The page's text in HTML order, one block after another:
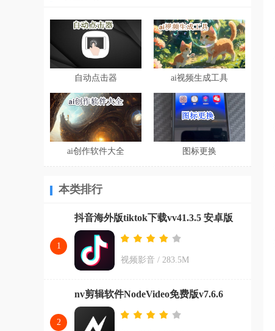
自动点击器 ai视频生成工具
ai创作软件大全 图标更换
本类排行
1
抖音海外版tiktok下载vv41.3.5 安卓版
视频影音 / 283.5M
2
nv剪辑软件NodeVideo免费版v7.6.6